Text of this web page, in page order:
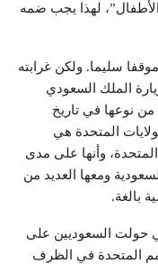
لهذا يجب ضمه
سليما. ولكن غرابته
الملك السعودي
نوعها في تاريخ
المتحدة هي
وأنها على مدى
ومعها العديد من
بالغة.
حولت السعوديين على
المتحدة في الظرف